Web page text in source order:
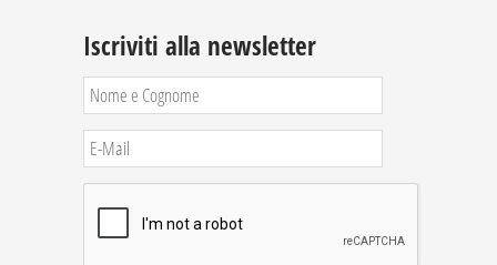
Iscriviti alla newsletter